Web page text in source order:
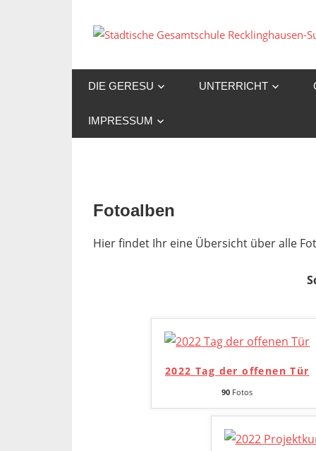
Inhalt
DIE GERESU UNTERRICHT
IMPRESSUM
Fotoalben
Hier findet Ihr eine Übersicht über alle
2022 Tag der offenen Tür
90 Fotos